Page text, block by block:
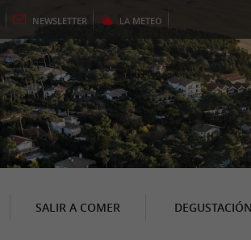
NEWSLETTER LA METEO
SALIR A COMER DEGUSTACIÓN